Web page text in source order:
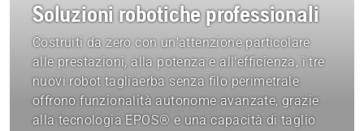
Soluzioni robotiche professionali
Costruiti da zero con un'attenzione particolare
alle prestazioni, alla potenza e all'efficienza, i tre
nuovi robot tagliaerba senza filo perimetrale
offrono funzionalità autonome avanzate, grazie
alla tecnologia EPOS® e una capacità di taglio